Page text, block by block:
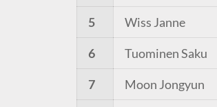
5 Wiss Janne
6 Tuominen Saku
7 Moon Jongyun